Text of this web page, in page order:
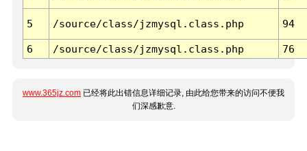
5 /source/class/jzmysql.class.php 94
6 /source/class/jzmysql.class.php 76
www.365jz.com 已经将此出错信息详细记录, 由此给您带来的访问不便我
们深感歉意.